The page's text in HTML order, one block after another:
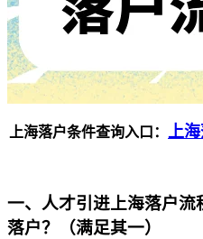
上海落户条件查询入口： 上
一、人才引进上海落户流
落户？（满足其一）